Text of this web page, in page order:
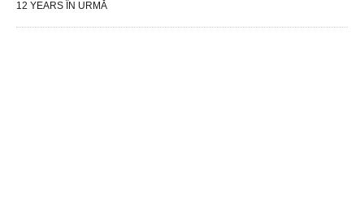
12 YEARS ÎN URMĂ